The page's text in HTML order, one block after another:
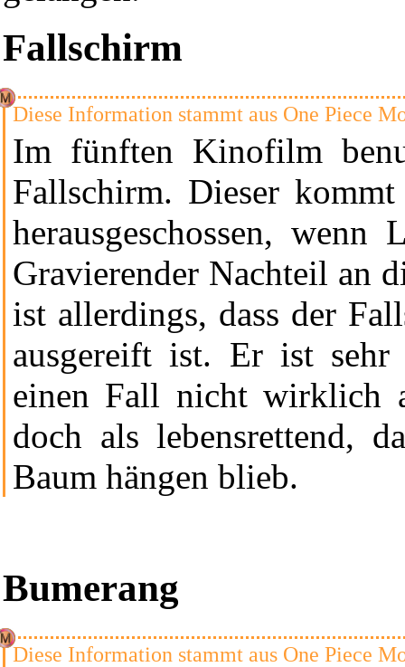
Fallschirm
Diese Information stammt aus One Piece
Im fünften Kinofilm
Fallschirm. Dieser
herausgeschossen, wenn
Gravierender Nachteil an
ist allerdings, dass der
ausgereift ist. Er ist
einen Fall nicht wirklich
doch als lebensrettend,
Baum hängen blieb.
Bumerang
Diese Information stammt aus One Piece